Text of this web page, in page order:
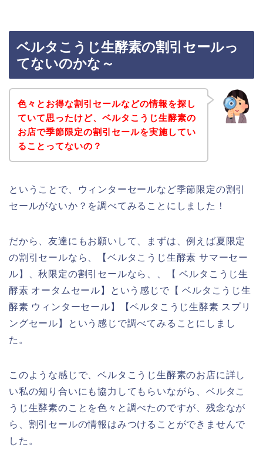
ベルタこうじ生酵素の割引セールっ
てないのかな～
色々とお得な割引セールなどの情報を探し
ていて思ったけど、ベルタこうじ生酵素の
お店で季節限定の割引セールを実施してい
ることってないの？
ということで、ウィンターセールなど季節限定の割引
セールがないか？を調べてみることにしました！
だから、友達にもお願いして、まずは、例えば夏限定
の割引セールなら、【ベルタこうじ生酵素 サマーセー
ル】、秋限定の割引セールなら、、【 ベルタこうじ生
酵素 オータムセール】という感じで【 ベルタこうじ生
酵素 ウィンターセール】【ベルタこうじ生酵素 スプリ
ングセール】という感じで調べてみることにしまし
た。
このような感じで、ベルタこうじ生酵素のお店に詳し
い私の知り合いにも協力してもらいながら、ベルタこ
うじ生酵素のことを色々と調べたのですが、残念なが
ら、割引セールの情報はみつけることができませんで
した。